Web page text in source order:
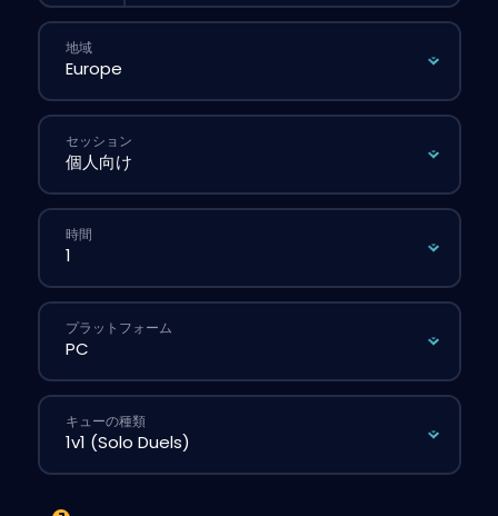
地域
セッション
時間
プラットフォーム
キューの種類